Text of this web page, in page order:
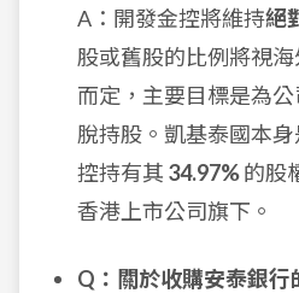
A：開發金控將維持絕
股或舊股的比例將視
而定，主要目標是為
脫持股。凱基泰國本
控持有其 34.97%的股
香港上市公司旗下。
Q：關於收購安泰銀行